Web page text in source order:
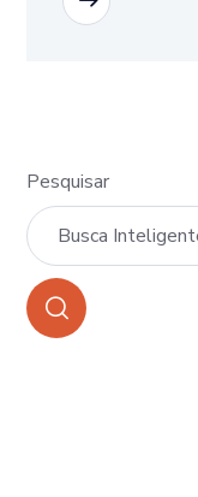
Pesquisar